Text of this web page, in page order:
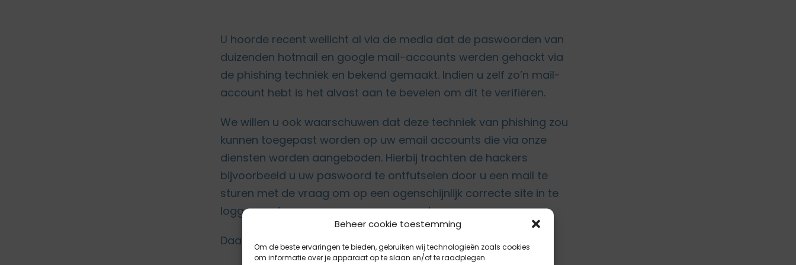
Beheer cookie toestemming
Om de beste ervaringen te bieden, gebruiken wij technologieën zoals cookies
om informatie over je apparaat op te slaan en/of te raadplegen.
U hoorde recent wellicht al via de media dat de paswoorden van
duizenden hotmail en google mail-accounts werden gehackt via
de phishing techniek en bekend gemaakt. Indien u zelf zo’n mail-
account hebt is het alvast aan te bevelen om dit te verifiëren.
We willen u ook waarschuwen dat deze techniek van phishing zou
kunnen toegepast worden op uw email accounts die via onze
diensten worden aangeboden. Hierbij trachten de hackers
bijvoorbeeld u uw paswoord te ontfutselen door u een mail te
sturen met de vraag om op een ogenschijnlijk correcte site in te
loggen met uw usernaam en paswoord.
Daarom enkele tips :